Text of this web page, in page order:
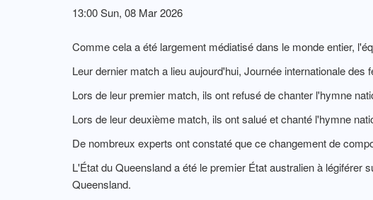
13:00 Sun, 08 Mar 2026
Comme cela a été largement médiatisé dans le monde entier,
Leur dernier match a lieu aujourd'hui, Journée internationale
Lors de leur premier match, ils ont refusé de chanter l'hymne
Lors de leur deuxième match, ils ont salué et chanté l'hymne
De nombreux experts ont constaté que ce changement de
L'État du Queensland a été le premier État australien à légiférer
Queensland.